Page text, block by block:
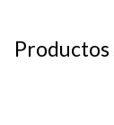
Productos